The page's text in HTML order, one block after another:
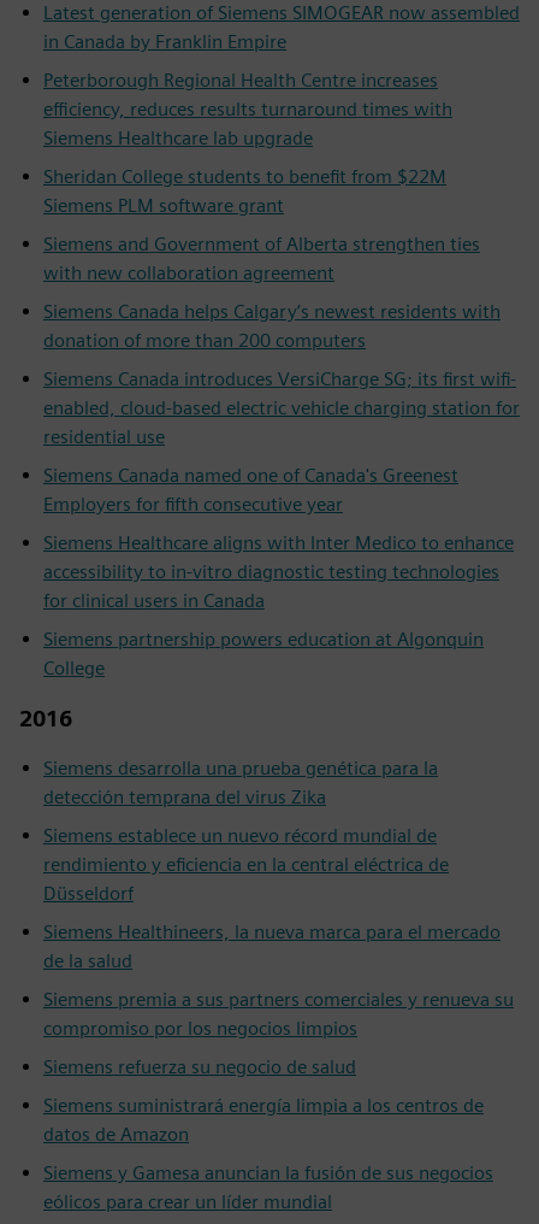
Latest generation of Siemens SIMOGEAR now assembled
in Canada by Franklin Empire
Peterborough Regional Health Centre increases
efficiency, reduces results turnaround times with
Siemens Healthcare lab upgrade
Sheridan College students to benefit from $22M
Siemens PLM software grant
Siemens and Government of Alberta strengthen ties
with new collaboration agreement
Siemens Canada helps Calgary’s newest residents with
donation of more than 200 computers
Siemens Canada introduces VersiCharge SG; its first wifi-
enabled, cloud-based electric vehicle charging station for
residential use
Siemens Canada named one of Canada's Greenest
Employers for fifth consecutive year
Siemens Healthcare aligns with Inter Medico to enhance
accessibility to in-vitro diagnostic testing technologies
for clinical users in Canada
Siemens partnership powers education at Algonquin
College
2016
Siemens desarrolla una prueba genética para la
detección temprana del virus Zika
Siemens establece un nuevo récord mundial de
rendimiento y eficiencia en la central eléctrica de
Düsseldorf
Siemens Healthineers, la nueva marca para el mercado
de la salud
Siemens premia a sus partners comerciales y renueva su
compromiso por los negocios limpios
Siemens refuerza su negocio de salud
Siemens suministrará energía limpia a los centros de
datos de Amazon
Siemens y Gamesa anuncian la fusión de sus negocios
eólicos para crear un líder mundial